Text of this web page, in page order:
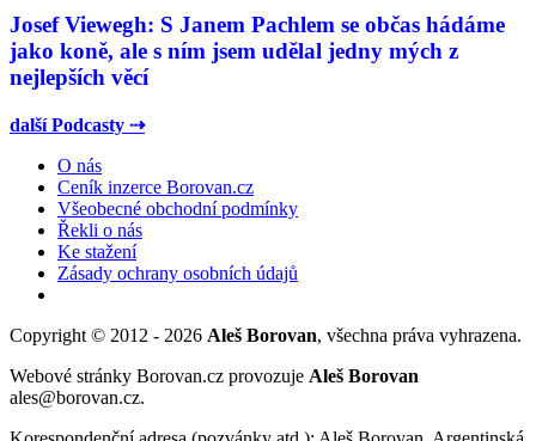
Josef Viewegh: S Janem Pachlem se občas hádáme
jako koně, ale s ním jsem udělal jedny mých z
nejlepších věcí
další Podcasty ⇢
O nás
Ceník inzerce Borovan.cz
Všeobecné obchodní podmínky
Řekli o nás
Ke stažení
Zásady ochrany osobních údajů
Copyright © 2012 - 2026 Aleš Borovan, všechna práva vyhrazena.
Webové stránky Borovan.cz provozuje Aleš Borovan
ales@borovan.cz.